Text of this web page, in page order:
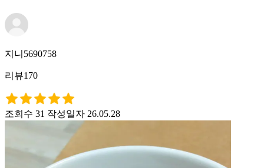
지니5690758
리뷰170
조회수 31 작성일자 26.05.28